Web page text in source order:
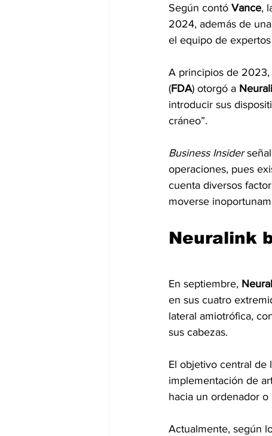
Según contó Vance,
2024, además de
el equipo de
A principios de 2023,
(FDA) otorgó a
introducir sus
cráneo”.
Business Insider
operaciones, pues
cuenta diversos
moverse
Neuralink
En septiembre,
en sus cuatro
lateral amiotrófica,
sus cabezas.
El objetivo central de
implementación de
hacia un ordenador o
Actualmente, según